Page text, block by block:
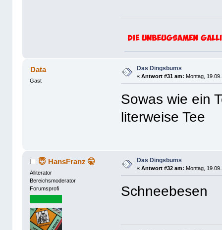
Data
Gast
Das Dingsbums
«Antwort #31 am: Montag,
Sowas wie ein
literweise Tee
😇 HansFranz 🤫
Alliterator
Bereichsmoderator
Forumsprofi
Das Dingsbums
«Antwort #32 am: Montag,
Schneebesen